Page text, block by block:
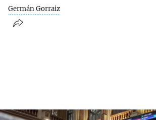
Germán Gorraiz